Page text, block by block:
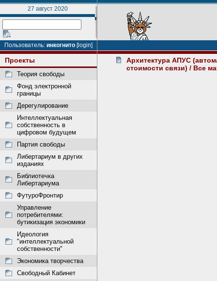
27 август 2020
Пользователь: инкогнито [login]
Проекты
Теория свободы
Фонд электронной
границы
Дерегулирование
Интеллектуальная
собственность в
цифровом будущем
Партия свободы
Либертариум в других
изданиях
Библиотечка
Либертариума
ФутуроФронтир
Управление
потребителями:
бутикизация экономики
Идеология
"интеллектуальной
собственности"
Экономика творчества
Свободный Кабинет
Архитектура АПУС
стоимости связи) / Все